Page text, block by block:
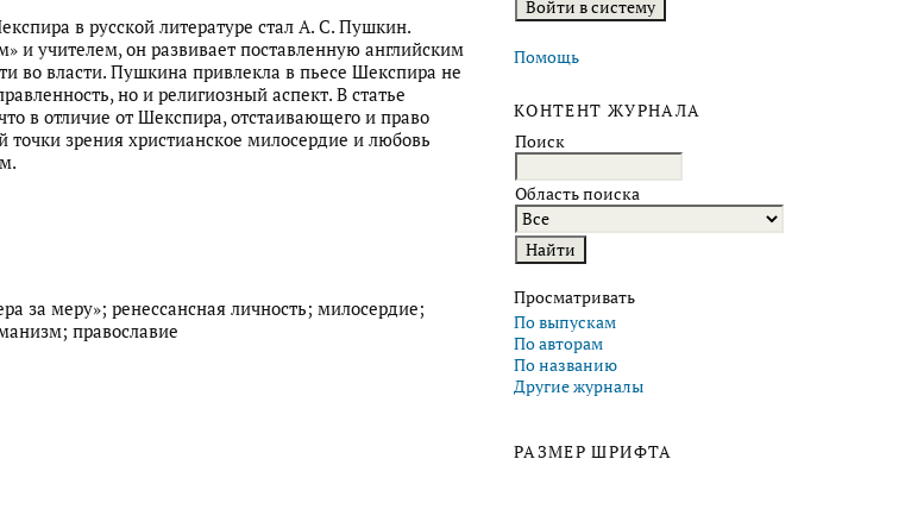
Помощь
КОНТЕНТ ЖУРНАЛА
Поиск
Область поиска
Просматривать
По выпускам
По авторам
По названию
Другие журналы
РАЗМЕР ШРИФТА
в русской литературе стал А. С. Пушкин.
и учителем, он развивает поставленную английским
во власти. Пушкина привлекла в пьесе Шекспира не
но и религиозный аспект. В статье
в отличие от Шекспира, отстаивающего и право
точки зрения христианское милосердие и любовь
за меру»; ренессансная личность; милосердие;
православие